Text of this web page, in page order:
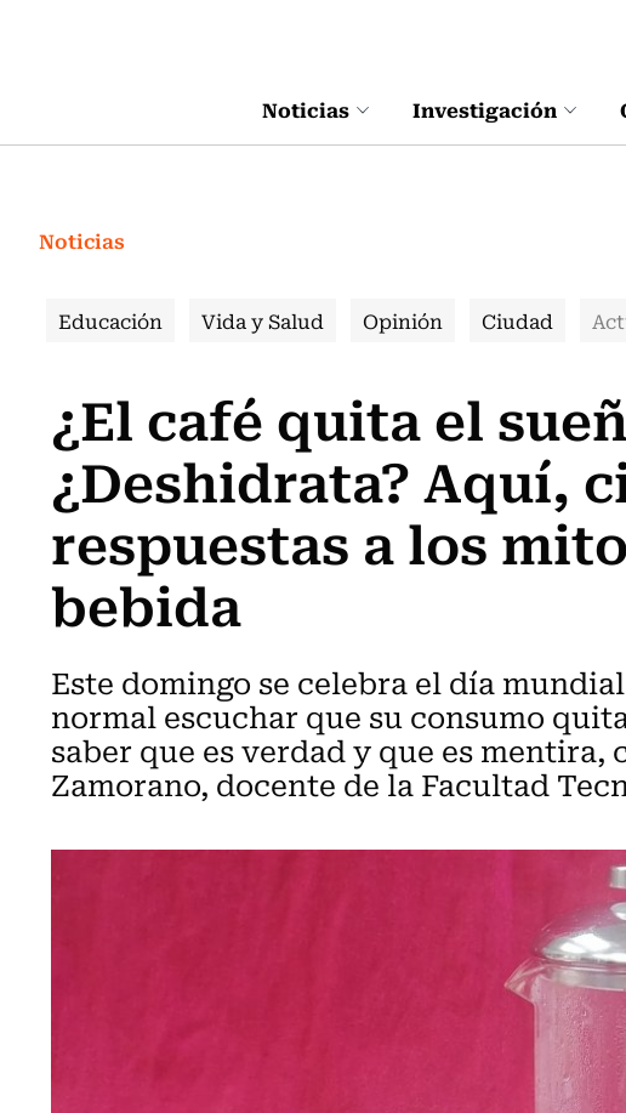
Noticias Investigación
Noticias
Educación Vida y Salud Opinión Ciudad
¿El café quita el
¿Deshidrata? Aquí,
respuestas a los
bebida
Este domingo se celebra el día
normal escuchar que su consumo
saber que es verdad y que es mentira,
Zamorano, docente de la Facultad